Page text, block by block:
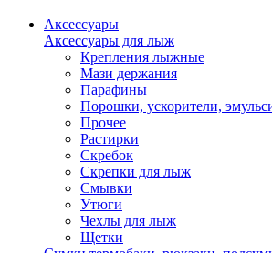
Аксессуары
Аксессуары для лыж
Крепления лыжные
Мази держания
Парафины
Порошки, ускорители,
Прочее
Растирки
Скребок
Скрепки для лыж
Смывки
Утюги
Чехлы для лыж
Щетки